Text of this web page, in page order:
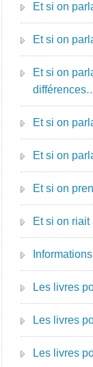
Et si on
Et si on
Et si on
Et si on
Et si on
Et si on
Et si on
Les livres
Les livres
Les livres